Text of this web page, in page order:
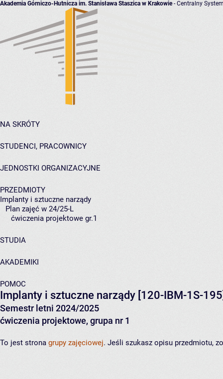
Akademia Górniczo-Hutnicza im. Stanisława Staszica w Krakowie- Centralny
NA SKRÓTY
STUDENCI, PRACOWNICY
JEDNOSTKI ORGANIZACYJNE
PRZEDMIOTY
Implanty i sztuczne narządy
Plan zajęć w 24/25-L
ćwiczenia projektowe gr.1
STUDIA
AKADEMIKI
POMOC
Implanty i sztuczne narządy [120-IBM-1S-
Semestr letni 2024/2025
ćwiczenia projektowe, grupa nr 1
To jest strona grupy zajęciowej. Jeśli szukasz opisu przedmiotu,